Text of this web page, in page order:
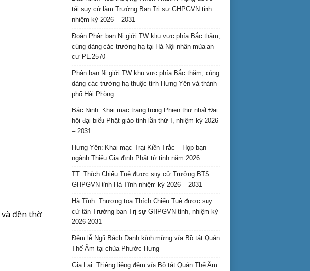
tái suy cử làm Trưởng Ban Trị sự GHPGVN tỉnh
nhiệm kỳ 2026 – 2031
Đoàn Phân ban Ni giới TW khu vực phía Bắc thăm,
cúng dàng các trường hạ tại Hà Nội nhân mùa an
cư PL.2570
Phân ban Ni giới TW khu vực phía Bắc thăm, cúng
dàng các trường hạ thuộc tỉnh Hưng Yên và thành
phố Hải Phòng
Bắc Ninh: Khai mạc trang trọng Phiên thứ nhất Đại
hội đại biểu Phật giáo tỉnh lần thứ I, nhiệm kỳ 2026
– 2031
Hưng Yên: Khai mạc Trại Kiền Trắc – Họp bạn
ngành Thiếu Gia đình Phật tử tỉnh năm 2026
TT. Thích Chiếu Tuệ được suy cử Trưởng BTS
GHPGVN tỉnh Hà Tĩnh nhiệm kỳ 2026 – 2031
Hà Tĩnh: Thượng tọa Thích Chiếu Tuệ được suy
cử tân Trưởng ban Trị sự GHPGVN tỉnh, nhiệm kỳ
2026-2031
Đêm lễ Ngũ Bách Danh kính mừng vía Bồ tát Quán
Thế Âm tại chùa Phước Hưng
Gia Lai: Thiêng liêng đêm vía Bồ tát Quán Thế Âm